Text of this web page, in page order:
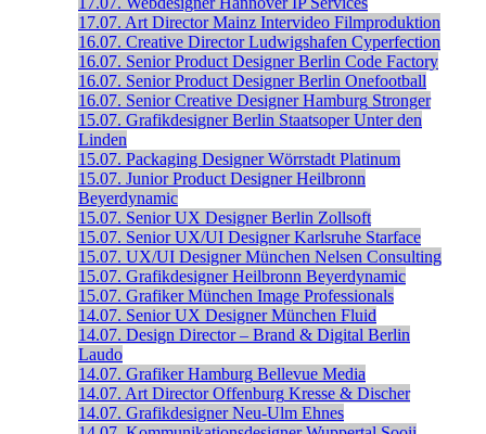
17.07. Art Director Mainz Intervideo Filmproduktion
16.07. Creative Director Ludwigshafen Cyperfection
16.07. Senior Product Designer Berlin Code Factory
16.07. Senior Product Designer Berlin Onefootball
16.07. Senior Creative Designer Hamburg Stronger
15.07. Grafikdesigner Berlin Staatsoper Unter den
Linden
15.07. Packaging Designer Wörrstadt Platinum
15.07. Junior Product Designer Heilbronn
Beyerdynamic
15.07. Senior UX Designer Berlin Zollsoft
15.07. Senior UX/UI Designer Karlsruhe Starface
15.07. UX/UI Designer München Nelsen Consulting
15.07. Grafikdesigner Heilbronn Beyerdynamic
15.07. Grafiker München Image Professionals
14.07. Senior UX Designer München Fluid
14.07. Design Director – Brand & Digital Berlin
Laudo
14.07. Grafiker Hamburg Bellevue Media
14.07. Art Director Offenburg Kresse & Discher
14.07. Grafikdesigner Neu-Ulm Ehnes